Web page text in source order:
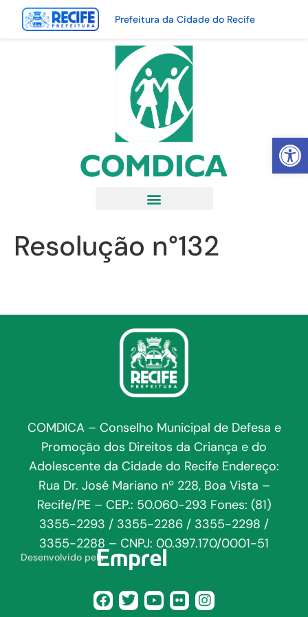
Abrir
Prefeitura da Cidade do Recife
Resolução n°132
COMDICA – Conselho Municipal de Defesa e
Promoção dos Direitos da Criança e do
Adolescente da Cidade do Recife Endereço:
Rua Dr. José Mariano nº 228, Boa Vista –
Recife/PE – CEP.: 50.060-293 Fones: (81)
3355-2293 / 3355-2286 / 3355-2298 /
3355-2288 – CNPJ: 00.397.170/0001-51
Desenvolvido pela